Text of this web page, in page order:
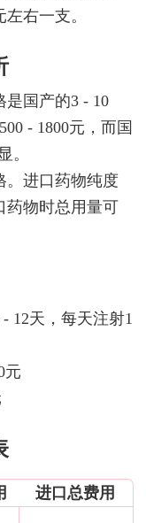
右一支。
是国产的3 - 10
- 1800元，而国
。
。进口药物纯度
药物时总用量可
12天，每天注射1
元
进口总费用